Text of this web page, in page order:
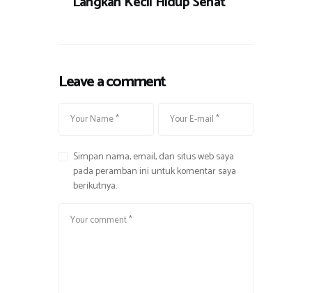
Leave a comment
Simpan nama, email, dan situs web saya
pada peramban ini untuk komentar saya
berikutnya.